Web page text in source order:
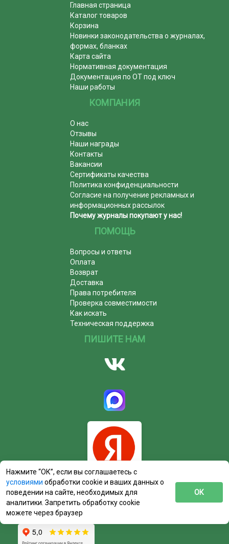
Главная страница
Каталог товаров
Корзина
Новинки законодательства о журналах,
формах, бланках
Карта сайта
Нормативная документация
Документация по ОТ под ключ
Наши работы
КОМПАНИЯ
О нас
Отзывы
Наши награды
Контакты
Вакансии
Сертификаты качества
Политика конфиденциальности
Согласие на получение рекламных и
информационных рассылок
Почему журналы покупают у нас!
ПОМОЩЬ
Вопросы и ответы
Оплата
Возврат
Доставка
Права потребителя
Проверка совместимости
Как искать
Техническая поддержка
ПИШИТЕ НАМ
Нажмите “ОК”, если вы соглашаетесь с
условиями обработки cookie и ваших данных о
поведении на сайте, необходимых для
аналитики. Запретить обработку cookie
можете через браузер
ОК